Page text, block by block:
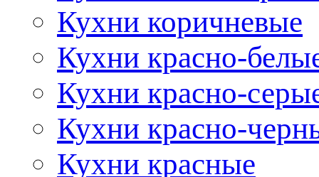
Кухни коричневые
Кухни красно-
Кухни красно-
Кухни красно-
Кухни красные